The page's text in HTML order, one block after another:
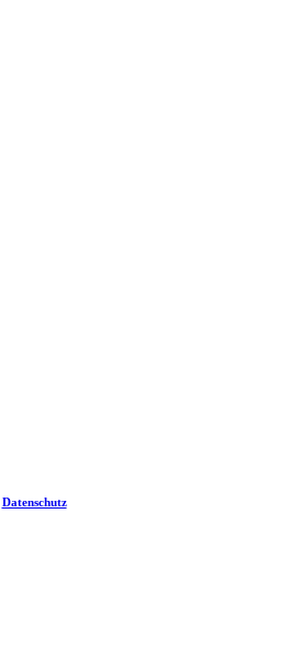
Datenschutz